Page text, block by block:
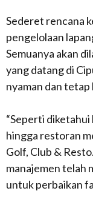
Sederet rencana
pengelolaan
Semuanya akan
yang datang di
nyaman dan tetap
“Seperti
hingga restoran
Golf, Club &
manajemen telah
untuk perbaikan